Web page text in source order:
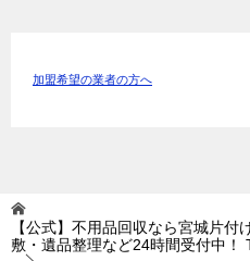
加盟希望の業者の方へ
【公式】不用品回収なら宮城片
敷・遺品整理など24時間受付中！